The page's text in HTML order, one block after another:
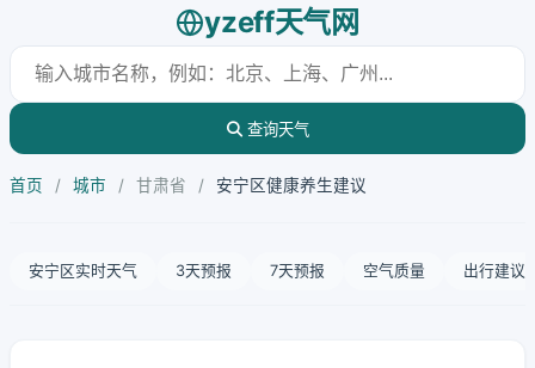
yzeff天气网
查询天气
首页 / 城市 / 甘肃省 / 安宁区健康养生建议
安宁区实时天气 3天预报 7天预报 空气质量 出行建议